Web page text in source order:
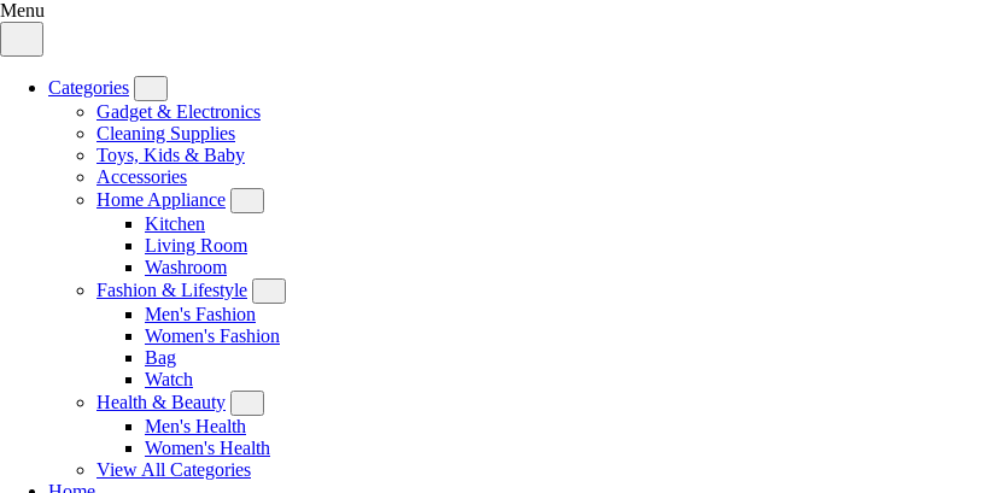
Menu
Categories
Gadget & Electronics
Cleaning Supplies
Toys, Kids & Baby
Accessories
Home Appliance
Kitchen
Living Room
Washroom
Fashion & Lifestyle
Men's Fashion
Women's Fashion
Bag
Watch
Health & Beauty
Men's Health
Women's Health
View All Categories